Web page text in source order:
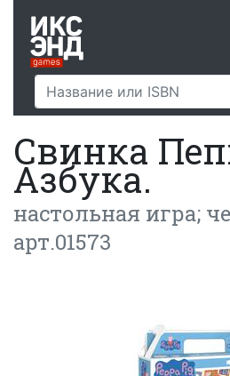
Свинка
Азбука.
настольная игра;
арт.01573